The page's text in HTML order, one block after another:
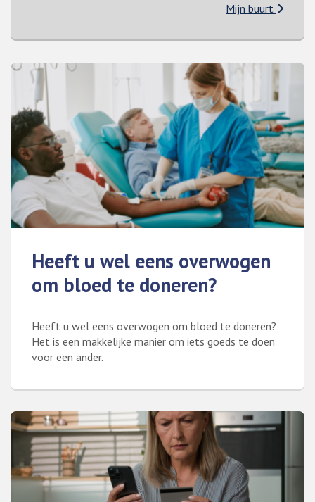
Mijn buurt
Heeft u wel eens overwogen
om bloed te doneren?
Heeft u wel eens overwogen om bloed te doneren?
Het is een makkelijke manier om iets goeds te doen
voor een ander.